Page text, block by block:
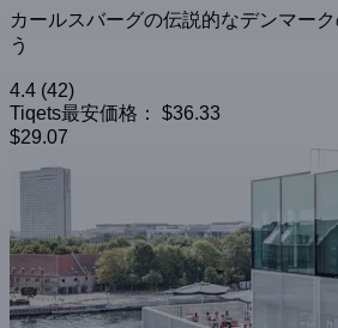
カールスバーグの伝説的なデンマー
う
4.4 (42)
Tiqets最安価格：
$36.33
$29.07